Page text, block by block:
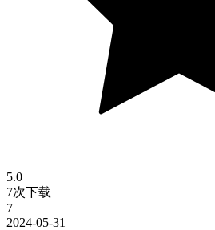
5.0
7次下载
7
2024-05-31